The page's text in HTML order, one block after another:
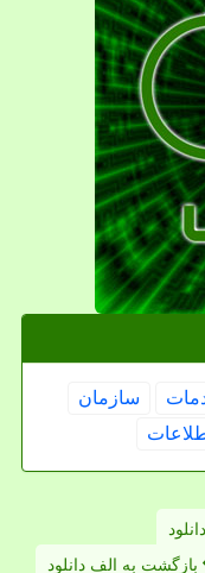
سازمان
بازگشت به الف دانلود